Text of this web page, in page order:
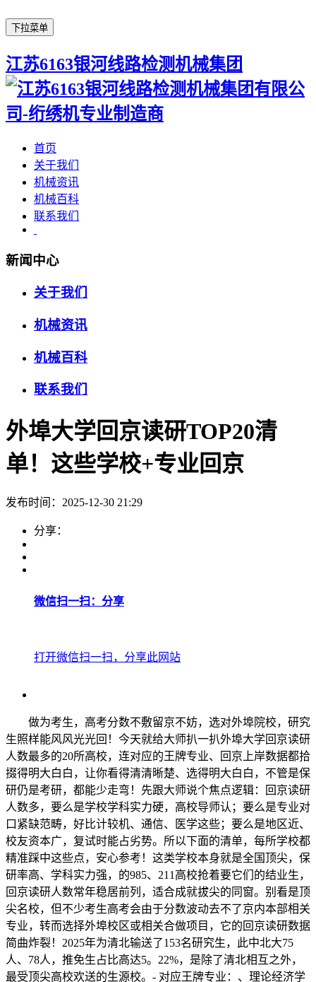
下拉菜单
江苏6163银河线路检测机械集团
首页
关于我们
机械资讯
机械百科
联系我们
新闻中心
关于我们
机械资讯
机械百科
联系我们
外埠大学回京读研TOP20清
单！这些学校+专业回京
发布时间：2025-12-30 21:29
分享：
微信扫一扫：分享
打开微信扫一扫，分享此网站
做为考生，高考分数不敷留京不妨，选对外埠院校，研究
生照样能风风光光回！今天就给大师扒一扒外埠大学回京读研
人数最多的20所高校，连对应的王牌专业、回京上岸数据都拾
掇得明大白白，让你看得清清晰楚、选得明大白白，不管是保
研仍是考研，都能少走弯！先跟大师说个焦点逻辑：回京读研
人数多，要么是学校学科实力硬，高校导师认；要么是专业对
口紧缺范畴，好比计较机、通信、医学这些；要么是地区近、
校友资本广，复试时能占劣势。所以下面的清单，每所学校都
精准踩中这些点，安心参考！这类学校本身就是全国顶尖，保
研率高、学科实力强，的985、211高校抢着要它们的结业生，
回京读研人数常年稳居前列，适合成就拔尖的同窗。别看是顶
尖名校，但不少考生高考会由于分数波动去不了京内本部相关
专业，转而选择外埠校区或相关合做项目，它的回京读研数据
简曲炸裂！2025年为清北输送了153名研究生，此中北大75
人、78人，推免生占比高达5。22%，是除了清北相互之外，
最受顶尖高校欢送的生源校。- 对应王牌专业：、理论经济学